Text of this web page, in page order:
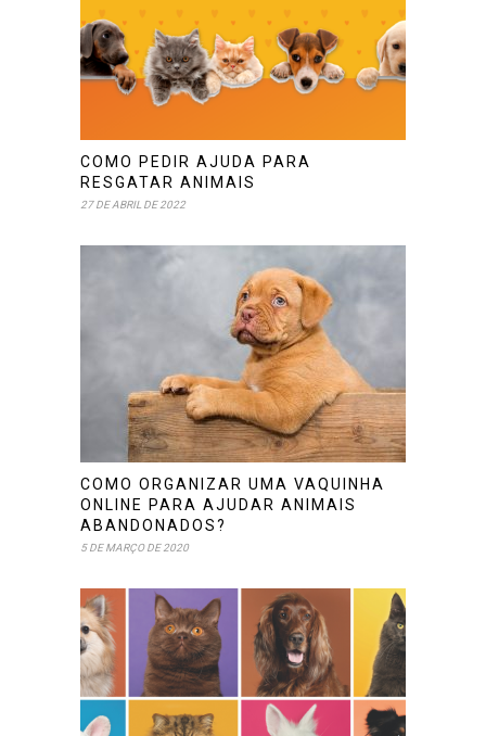
COMO PEDIR AJUDA PARA
RESGATAR ANIMAIS
27 DE ABRIL DE 2022
COMO ORGANIZAR UMA VAQUINHA
ONLINE PARA AJUDAR ANIMAIS
ABANDONADOS?
5 DE MARÇO DE 2020